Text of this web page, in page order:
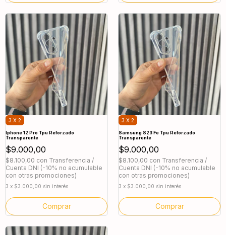
3 X 2
Iphone 12 Pro Tpu Reforzado
Transparente
$9.000,00
$8.100,00 con Transferencia /
Cuenta DNI (-10% no acumulable
con otras promociones)
3 x $3.000,00 sin interés
3 X 2
Samsung S23 Fe Tpu Reforzado
Transparente
$9.000,00
$8.100,00 con Transferencia /
Cuenta DNI (-10% no acumulable
con otras promociones)
3 x $3.000,00 sin interés